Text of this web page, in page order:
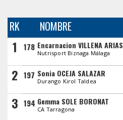
RK NOMBRE
1 178 Encarnacion VILLENA ARIAS
Nutrisport Biznaga Málaga
2 197 Sonia OCEJA SALAZAR
Durango Kirol Taldea
3 194 Gemma SOLE BORONAT
CA Tarragona